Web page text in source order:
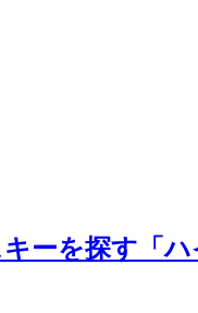
ーを探す「